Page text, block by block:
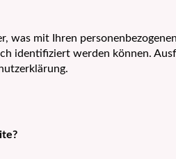
mit Ihren
identifiziert werden können.